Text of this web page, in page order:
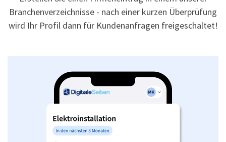
Branchenverzeichnisse - nach einer kurzen Überprüfung
wird Ihr Profil dann für Kundenanfragen freigeschaltet!